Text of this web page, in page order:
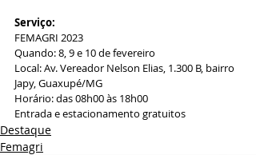
Serviço:
FEMAGRI 2023
Quando: 8, 9 e 10 de fevereiro
Local: Av. Vereador Nelson Elias, 1.300 B, bairro
Japy, Guaxupé/MG
Horário: das 08h00 às 18h00
Entrada e estacionamento gratuitos
Destaque
Femagri